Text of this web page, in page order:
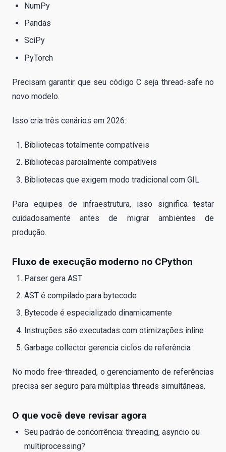
NumPy
Pandas
SciPy
PyTorch
Precisam garantir que seu código C seja thread-safe no
novo modelo.
Isso cria três cenários em 2026:
Bibliotecas totalmente compatíveis
Bibliotecas parcialmente compatíveis
Bibliotecas que exigem modo tradicional com GIL
Para equipes de infraestrutura, isso significa testar
cuidadosamente antes de migrar ambientes de
produção.
Fluxo de execução moderno no CPython
Parser gera AST
AST é compilado para bytecode
Bytecode é especializado dinamicamente
Instruções são executadas com otimizações inline
Garbage collector gerencia ciclos de referência
No modo free-threaded, o gerenciamento de referências
precisa ser seguro para múltiplas threads simultâneas.
O que você deve revisar agora
Seu padrão de concorrência: threading, asyncio ou
multiprocessing?